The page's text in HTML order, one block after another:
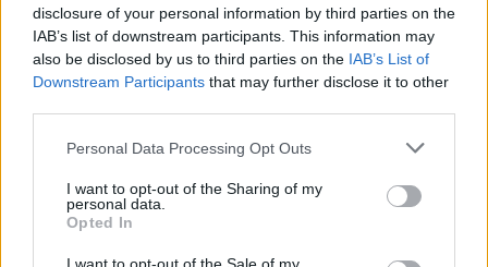
disclosure of your personal information by third parties on the
IAB’s list of downstream participants. This information may
also be disclosed by us to third parties on the IAB’s List of
Downstream Participants that may further disclose it to other
Personal Data Processing Opt Outs
I want to opt-out of the Sharing of my
personal data.
Opted In
Odpadky z pláží přetváří Nizozemec v umělecká díla
20.10.2016 13:22 | SCHEVENINGEN ( ČTK)
Když jeho dvouletý synek na
kostarické pláží s bílým pískem
exotické mušle, přivedlo to
nakonec na nápad vytvářet umělecká díla z odpadků posbíraných
na nizozemských plážích, píše agentura AFP.